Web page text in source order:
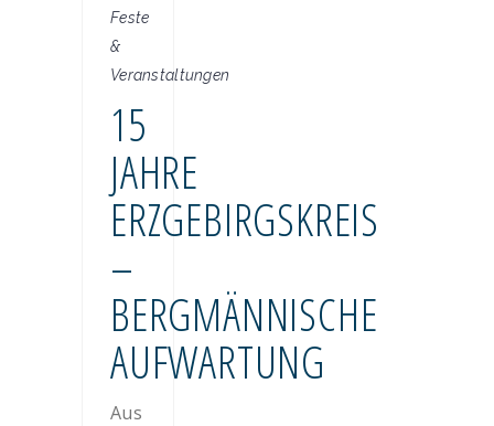
Feste
&
Veranstaltungen
15
JAHRE
ERZGEBIRGSKREIS
–
BERGMÄNNISCHE
AUFWARTUNG
Aus